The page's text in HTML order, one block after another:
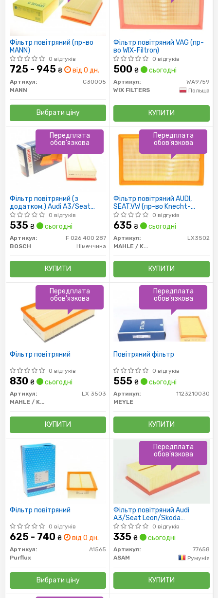
Фільтр повітряний (пр-во
MANN)
0 відгуків
725 - 945 ₴ від 0 дн.
Артикул:
C30005
MANN
Вибрати ціну
Фільтр повітряний VAG (пр-
во WIX-Filtron)
0 відгуків
500 ₴ сьогодні
Артикул:
WA9759
WIX FILTERS
Польща
КУПИТИ
Фільтр повітряний (з
додатком.) Audi A3/Seat
Leon/Skoda Octavia/VW Golf
VI, VII 1.4-2.0D 12-
0 відгуків
535 ₴ сьогодні
Артикул:
F 026 400 287
BOSCH
Німеччина
КУПИТИ
Передплата
обов'язкова
Фільтр повітряний AUDI,
SEAT,VW (пр-во Knecht-
Mahle)
0 відгуків
635 ₴ сьогодні
Артикул:
LX3502
MAHLE / KNECHT
КУПИТИ
Передплата
обов'язкова
Фільтр повітряний
0 відгуків
830 ₴ сьогодні
Артикул:
LX 3503
MAHLE / KNECHT
КУПИТИ
Передплата
обов'язкова
Повітряний фільтр
0 відгуків
555 ₴ сьогодні
Артикул:
1123210030
MEYLE
КУПИТИ
Передплата
обов'язкова
Фільтр повітряний
0 відгуків
625 - 740 ₴ від 0 дн.
Артикул:
A1565
Purflux
Вибрати ціну
Фільтр повітряний Audi
A3/Seat Leon/Skoda
Octavia/VW Golf VI, VII 1.4-
2.0D 12-
0 відгуків
335 ₴ сьогодні
Артикул:
77658
ASAM
Румунія
КУПИТИ
Передплата
обов'язкова